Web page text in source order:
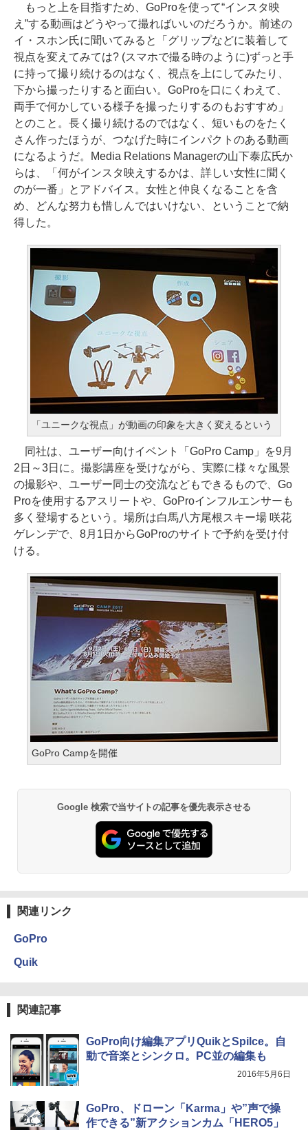
もっと上を目指すため、GoProを使って“インスタ映
え”する動画はどうやって撮ればいいのだろうか。前述の
イ・スホン氏に聞いてみると「グリップなどに装着して
視点を変えてみては? (スマホで撮る時のように)ずっと手
に持って撮り続けるのはなく、視点を上にしてみたり、
下から撮ったりすると面白い。GoProを口にくわえて、
両手で何かしている様子を撮ったりするのもおすすめ」
とのこと。長く撮り続けるのではなく、短いものをたく
さん作ったほうが、つなげた時にインパクトのある動画
になるようだ。Media Relations Managerの山下泰広氏か
らは、「何がインスタ映えするかは、詳しい女性に聞く
のが一番」とアドバイス。女性と仲良くなることを含
め、どんな努力も惜しんではいけない、ということで納
得した。
「ユニークな視点」が動画の印象を大きく変えるという
同社は、ユーザー向けイベント「GoPro Camp」を9月
2日～3日に。撮影講座を受けながら、実際に様々な風景
の撮影や、ユーザー同士の交流などもできるもので、Go
Proを使用するアスリートや、GoProインフルエンサーも
多く登場するという。場所は白馬八方尾根スキー場 咲花
ゲレンデで、8月1日からGoProのサイトで予約を受け付
ける。
GoPro Campを開催
Google 検索で当サイトの記事を優先表示させる
関連リンク
GoPro
Quik
関連記事
GoPro向け編集アプリQuikとSpilce。自
動で音楽とシンクロ。PC並の編集も
2016年5月6日
GoPro、ドローン「Karma」や”声で操
作できる”新アクションカム「HERO5」